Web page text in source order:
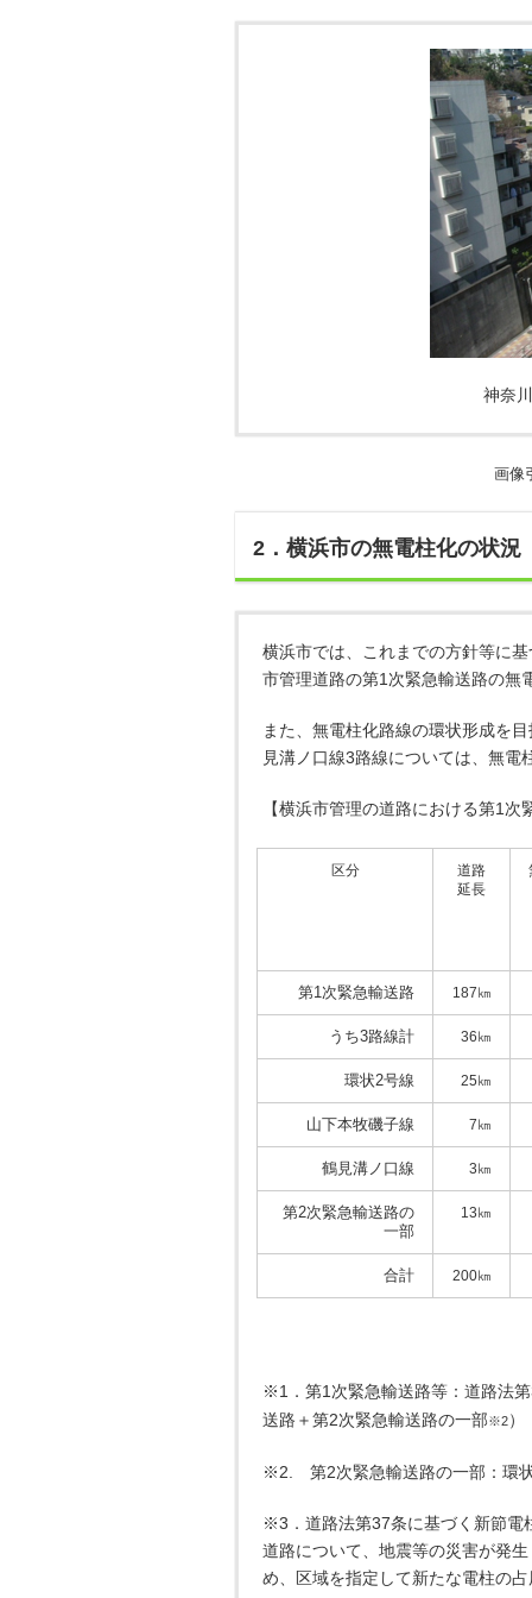
神奈
画像
2．横浜市の無電柱化の状況
横浜市では、これまでの方針等に
市管理道路の第1次緊急輸送路の無
また、無電柱化路線の環状形成を
見溝ノ口線3路線については、無
【横浜市管理の道路における第1次
区分
道路
延長
第1次緊急輸送路 187㎞
うち3路線計 36㎞
環状2号線 25㎞
山下本牧磯子線 7㎞
鶴見溝ノ口線 3㎞
第2次緊急輸送路の
一部
13㎞
合計 200㎞
※1．第1次緊急輸送路等：道路法
送路＋第2次緊急輸送路の一部※2）
※2. 第2次緊急輸送路の一部：環
※3．道路法第37条に基づく新節電
道路について、地震等の災害が発
め、区域を指定して新たな電柱の